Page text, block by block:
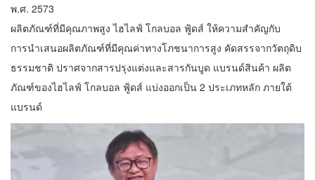
พ.ศ. 2573
ผลิตภัณฑ์ที่มีคุณภาพสูง ไฮไลฟ์ โกลบอล ฟู้ดส์ ให้ความสำคัญกับ
การนำเสนอผลิตภัณฑ์ที่มีคุณค่าทางโภชนาการสูง คัดสรรจากวัตถุดิบ
ธรรมชาติ ปราศจากสารปรุงแต่งและสารกันบูด แบรนด์สินค้า ผลิต
ภัณฑ์ของไฮไลฟ์ โกลบอล ฟู้ดส์ แบ่งออกเป็น 2 ประเภทหลัก ภายใต้
แบรนด์